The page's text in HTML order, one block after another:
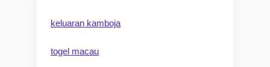
keluaran kamboja
togel macau